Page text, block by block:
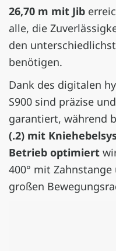
26,70 m mit Jib
alle, die
den
benötigen.
Dank des digitalen
S900 sind präzise
garantiert, während
(.2) mit
Betrieb optimiert
400° mit
großen